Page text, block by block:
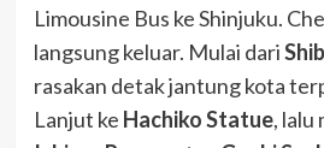
Limousine Bus ke Shinjuku.
langsung keluar. Mulai dari
rasakan detak jantung kota
Lanjut ke Hachiko Statue, lalu